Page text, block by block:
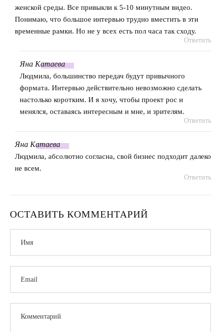
женской среды. Все привыкли к 5-10 минутным видео.
Понимаю, что большое интервью трудно вместить в эти
временные рамки. Но не у всех есть пол часа так сходу.
Ответить
Яна Катаева
говорит:
Людмила, большинство передач будут привычного
формата. Интервью действительно невозможно сделать
настолько коротким. И я хочу, чтобы проект рос и
менялся, оставаясь интересным и мне, и зрителям.
Ответить
Яна Катаева
говорит:
Людмила, абсолютно согласна, свой бизнес подходит далеко
не всем.
Ответить
ОСТАВИТЬ КОММЕНТАРИЙ
Имя
Email
Комментарий